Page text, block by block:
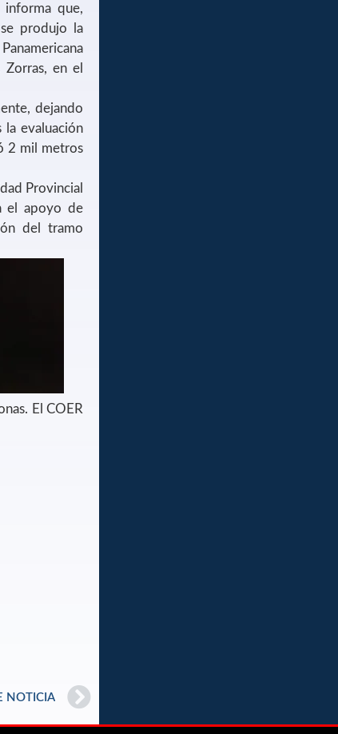
informa que,
produjo la
en el
dejando
evaluación
2 mil metros
Provincial
el apoyo de
del tramo
El COER
NOTICIA